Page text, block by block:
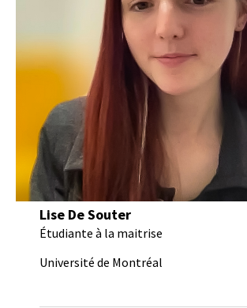
Lise De Souter
Étudiante à la maitrise
Université de Montréal